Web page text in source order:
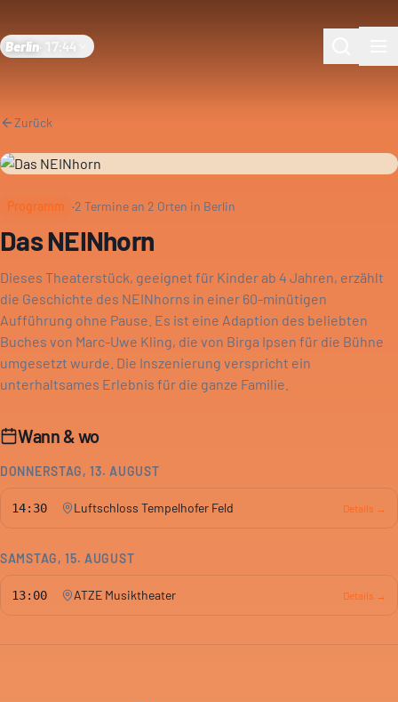
Berlin 17:44
Zurück
Programm ·2 Termine an 2 Orten in Berlin
Das NEINhorn
Dieses Theaterstück, geeignet für Kinder ab 4 Jahren, erzählt
die Geschichte des NEINhorns in einer 60-minütigen
Aufführung ohne Pause. Es ist eine Adaption des beliebten
Buches von Marc-Uwe Kling, die von Birga Ipsen für die Bühne
umgesetzt wurde. Die Inszenierung verspricht ein
unterhaltsames Erlebnis für die ganze Familie.
Wann & wo
DONNERSTAG, 13. AUGUST
14:30 Luftschloss Tempelhofer Feld Details →
SAMSTAG, 15. AUGUST
13:00 ATZE Musiktheater Details →